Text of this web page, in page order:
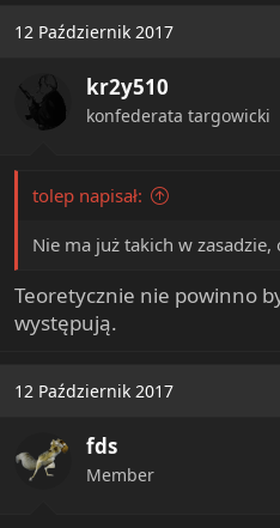
12 Październik 2017
kr2y510
konfederata targowicki
tolep napisał:
Nie ma już takich w
Teoretycznie nie powinno
występują.
12 Październik 2017
fds
Member